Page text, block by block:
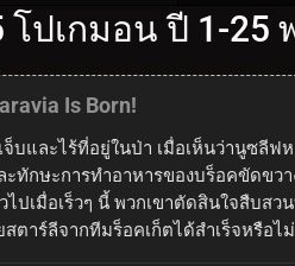
โปเกมอน ปี 1-25
Is Born!
และไร้ที่อยู่ในป่า เมื่อเห็นว่านูซลีฟ
ะทักษะการทำอาหารของบร็อคขัด
ไปเมื่อเร็วๆ นี้ พวกเขาตัดสินใจสืบ
ตาร์ลีจากทีมร็อคเก็ตได้สำเร็จหรือไม่